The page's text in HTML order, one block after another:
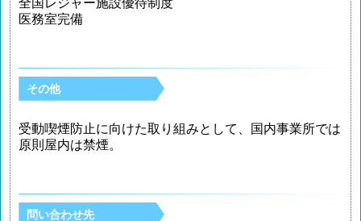
医務室完備
その他
受動喫煙防止に向けた取り組みとして、国内事業所では
原則屋内は禁煙。
問い合わせ先